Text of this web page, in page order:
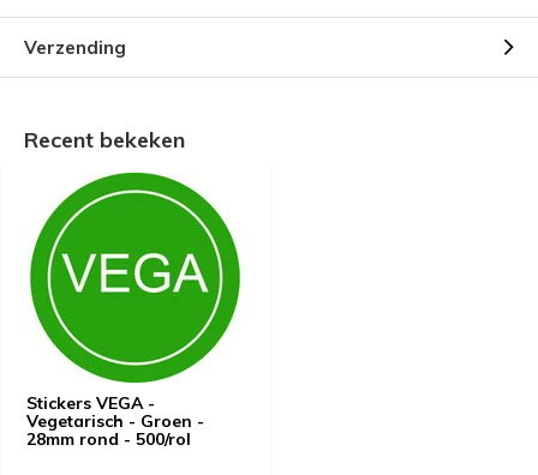
Verzending
Recent bekeken
Stickers VEGA -
Vegetarisch - Groen -
28mm rond - 500/rol